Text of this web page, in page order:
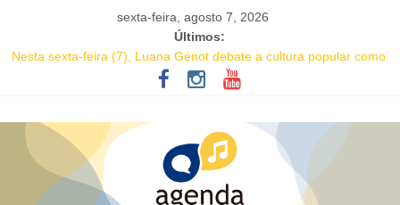
sexta-feira, agosto 7, 2026
Últimos:
Nesta sexta-feira (7), Luana Génot debate a cultura popular como
caminho para equidade racial
Academia de Letras da Bahia marca presença na Flipelô 2026
Mesa “Valoração de práticas culturais” abre o Enecult 2026
Comédia romântica “O que vem depois” reestreia na Casa Preta e
convida público a viver as aventuras de um casal na terceira